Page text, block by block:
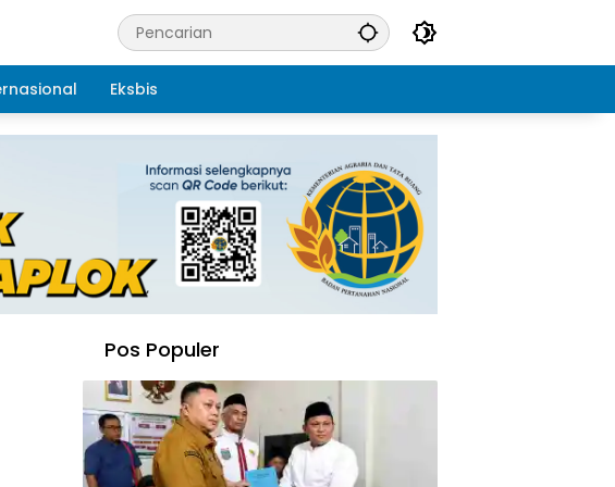
Eksbis
Pos Populer